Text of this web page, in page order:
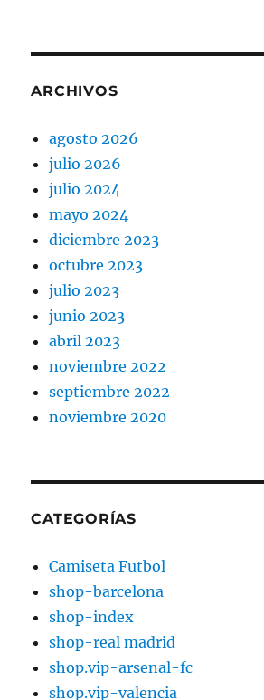
ARCHIVOS
agosto 2026
julio 2026
julio 2024
mayo 2024
diciembre 2023
octubre 2023
julio 2023
junio 2023
abril 2023
noviembre 2022
septiembre 2022
noviembre 2020
CATEGORÍAS
Camiseta Futbol
shop-barcelona
shop-index
shop-real madrid
shop.vip-arsenal-fc
shop.vip-valencia